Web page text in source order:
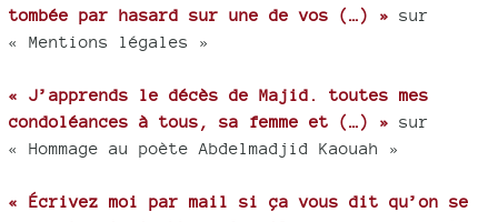
tombée par hasard sur une de vos (…) » sur
« Mentions légales »
« J’apprends le décès de Majid. toutes mes
condoléances à tous, sa femme et (…) » sur
« Hommage au poète Abdelmadjid Kaouah »
« Écrivez moi par mail si ça vous dit qu’on se